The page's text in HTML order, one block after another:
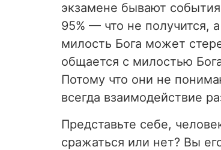
экзамене бывают
95% — что не получится,
милость Бога может
общается с милостью
Потому что они не
всегда взаимодействие
Представьте себе,
сражаться или нет? Вы